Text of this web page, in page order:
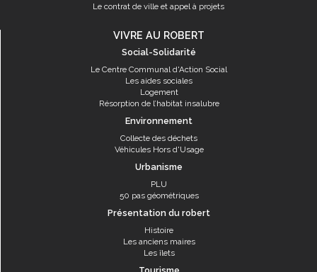
Le contrat de ville et appel à projets
VIVRE AU ROBERT
Social-Solidarité
Le Centre Communal d'Action Social
Les aides sociales
Logement
Résorption de l’habitat insalubre
Environnement
Collecte des déchets
Véhicules Hors d'Usage
Urbanisme
PLU
50 pas géométriques
Présentation du robert
Histoire
Les anciens maires
Les îlets